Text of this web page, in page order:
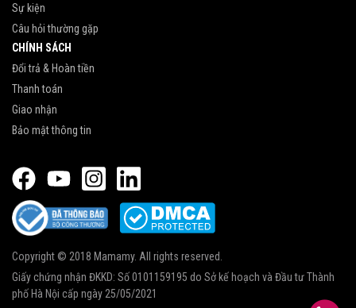
Sự kiện
Câu hỏi thường gặp
CHÍNH SÁCH
Đổi trả & Hoàn tiền
Thanh toán
Giao nhận
Bảo mật thông tin
Copyright © 2018 Mamamy. All rights reserved.
Giấy chứng nhận ĐKKD: Số 0101159195 do Sở kế hoạch và Đầu tư Thành
phố Hà Nội cấp ngày 25/05/2021